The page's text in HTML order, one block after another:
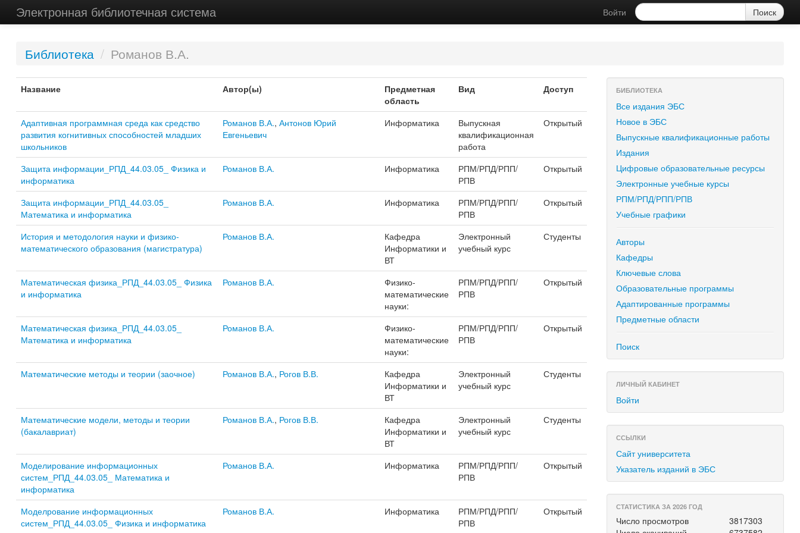
Электронная библиотечная система Войти
Библиотека / Романов В.А.
Название Автор(ы)
Предметная
область
Вид Доступ
Адаптивная программная среда как средство
развития когнитивных способностей младших
школьников
Романов В.А., Антонов Юрий
Евгеньевич
Информатика
Выпускная
квалификационная
работа
Открытый
Защита информации_РПД_44.03.05_ Физика и
информатика
Романов В.А. Информатика
РПМ/РПД/РПП/
РПВ
Открытый
Защита информации_РПД_44.03.05_
Математика и информатика
Романов В.А. Информатика
РПМ/РПД/РПП/
РПВ
Открытый
История и методология науки и физико-
математического образования (магистратура)
Романов В.А.
Кафедра
Информатики и
ВТ
Электронный
учебный курс
Студенты
Математическая физика_РПД_44.03.05_ Физика
и информатика
Романов В.А.
Физико-
математические
науки:
РПМ/РПД/РПП/
РПВ
Открытый
Математическая физика_РПД_44.03.05_
Математика и информатика
Романов В.А.
Физико-
математические
науки:
РПМ/РПД/РПП/
РПВ
Открытый
Математические методы и теории (заочное) Романов В.А., Рогов В.В.
Кафедра
Информатики и
ВТ
Электронный
учебный курс
Студенты
Математические модели, методы и теории
(бакалавриат)
Романов В.А., Рогов В.В.
Кафедра
Информатики и
ВТ
Электронный
учебный курс
Студенты
Моделирование информационных
систем_РПД_44.03.05_ Математика и
информатика
Романов В.А. Информатика
РПМ/РПД/РПП/
РПВ
Открытый
Моделрование информационных
систем_РПД_44.03.05_ Физика и информатика
Романов В.А. Информатика
РПМ/РПД/РПП/
РПВ
Открытый
БИБЛИОТЕКА
Все издания ЭБС
Новое в ЭБС
Выпускные квалификационные работы
Издания
Цифровые образовательные ресурсы
Электронные учебные курсы
РПМ/РПД/РПП/РПВ
Учебные графики
Авторы
Кафедры
Ключевые слова
Образовательные программы
Адаптированные программы
Предметные области
Поиск
ЛИЧНЫЙ КАБИНЕТ
Войти
ССЫЛКИ
Сайт университета
Указатель изданий в ЭБС
СТАТИСТИКА ЗА 2026 ГОД
Число просмотров
3817303